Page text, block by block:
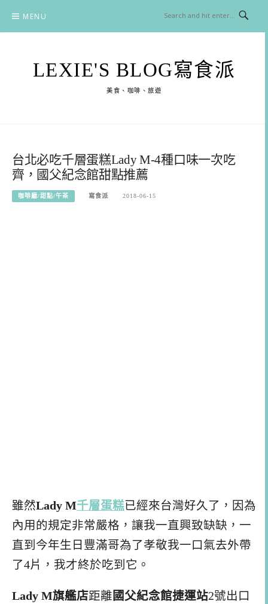
content
MENU
LEXIE'S BLOG寫食派
美食、咖啡、旅遊
台北必吃千層蛋糕Lady M-4種口味一次吃
齊，國父紀念館甜點推薦
咖啡廳/甜點/午茶 寫食派 2018-06-15
雖然Lady M千層蛋糕已經來台灣好久了，因為
內用的規定非常嚴格，讓我一直興致缺缺，一
直到今年生日豐滿哥為了孝敬我一口氣去外帶
了4片，我才終於吃到它。
Lady M旗艦店距離國父紀念館捷運站2號出口